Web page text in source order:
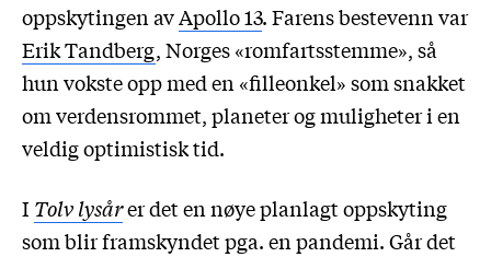
oppskytingen avApollo 13. Farens bestevenn var
Erik Tandberg, Norges «romfartsstemme», så
hun vokste opp med en «filleonkel» som snakket
om verdensrommet, planeter og muligheter i en
veldig optimistisk tid.
I Tolv lysårer det en nøye planlagt oppskyting
som blir framskyndet pga. en pandemi. Går det